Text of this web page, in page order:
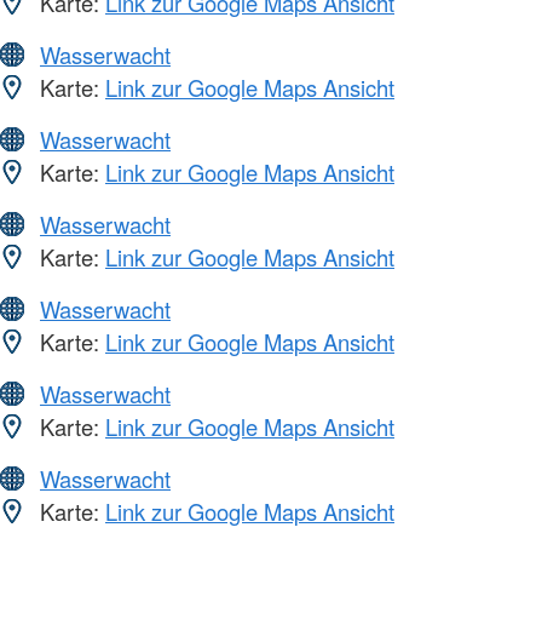
Wasserwacht
Karte: Link zur Google Maps Ansicht
Wasserwacht
Karte: Link zur Google Maps Ansicht
Wasserwacht
Karte: Link zur Google Maps Ansicht
Wasserwacht
Karte: Link zur Google Maps Ansicht
Wasserwacht
Karte: Link zur Google Maps Ansicht
Wasserwacht
Karte: Link zur Google Maps Ansicht